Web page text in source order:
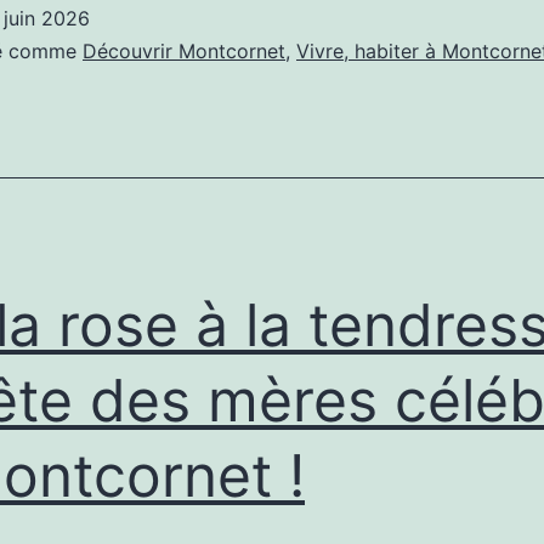
2026
comme Découvrir Montcornet, Vivre, habiter à
rose à la
des mères
!